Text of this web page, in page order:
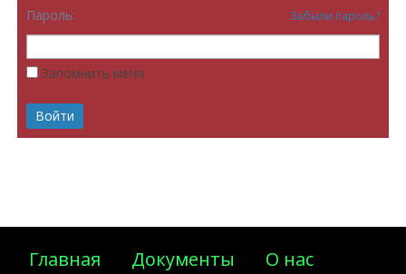
Пароль: Забыли пароль?
Запомнить меня
Главная Документы О нас